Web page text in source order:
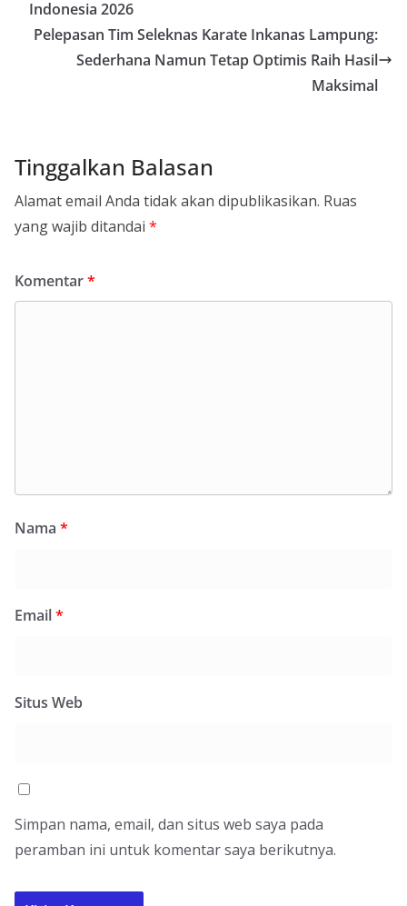
Indonesia 2026
Pelepasan Tim Seleknas Karate Inkanas Lampung:
Sederhana Namun Tetap Optimis Raih Hasil
Maksimal
Tinggalkan Balasan
Alamat email Anda tidak akan dipublikasikan. Ruas
yang wajib ditandai *
Komentar*
Nama *
Email*
Situs Web
Simpan nama, email, dan situs web saya pada
peramban ini untuk komentar saya berikutnya.